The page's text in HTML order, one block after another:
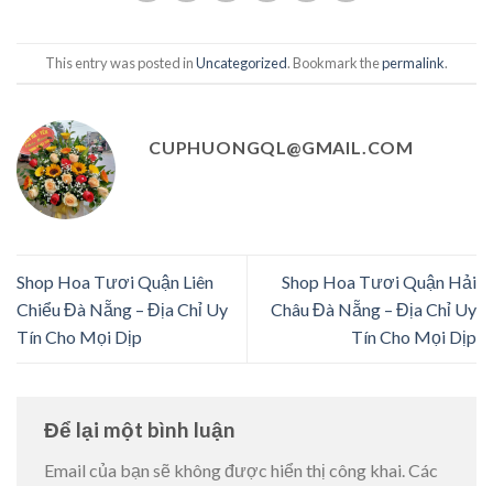
This entry was posted inUncategorized. Bookmark thepermalink.
CUPHUONGQL@GMAIL.COM
Shop Hoa Tươi Quận Liên
Chiểu Đà Nẵng – Địa Chỉ Uy
Tín Cho Mọi Dịp
Shop Hoa Tươi Quận Hải
Châu Đà Nẵng – Địa Chỉ Uy
Tín Cho Mọi Dịp
Để lại một bình luận
Email của bạn sẽ không được hiển thị công khai.Các